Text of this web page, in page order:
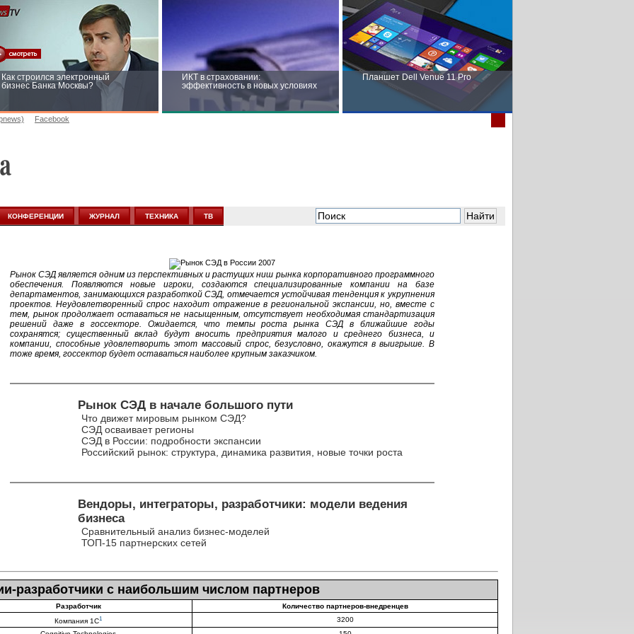
Как строился электронный
бизнес Банка Москвы?
ИКТ в страховании:
эффективность в новых условиях
Планшет Dell Venue 11 Pro
новых условиях
Facebook
КОНФЕРЕНЦИИ ЖУРНАЛ ТЕХНИКА ТВ
Рынок СЭД является одним из перспективных и растущих ниш рынка корпоративного программного
обеспечения. Появляются новые игроки, создаются специализированные компании на базе
департаментов, занимающихся разработкой СЭД, отмечается устойчивая тенденция к укрупнения
проектов. Неудовлетворенный спрос находит отражение в региональной экспансии, но, вместе с
тем, рынок продолжает оставаться не насыщенным, отсутствует необходимая стандартизация
решений даже в госсекторе. Ожидается, что темпы роста рынка СЭД в ближайшие годы
сохранятся; существенный вклад будут вносить предприятия малого и среднего бизнеса, и
компании, способные удовлетворить этот массовый спрос, безусловно, окажутся в выигрыше. В
тоже время, госсектор будет оставаться наиболее крупным заказчиком.
Рынок СЭД в начале большого пути
Что движет мировым рынком СЭД?
СЭД осваивает регионы
СЭД в России: подробности экспансии
Российский рынок: структура, динамика развития, новые точки роста
Вендоры, интеграторы, разработчики: модели ведения
бизнеса
Сравнительный анализ бизнес-моделей
ТОП-15 партнерских сетей
разработчики с наибольшим числом партнеров
Разработчик
Количество партнеров-внедренцев
Компания 1С1
3200